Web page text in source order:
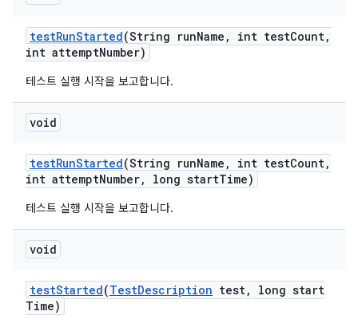
testRunStarted(String runName , int testCount,
int attemptNumber)
테스트 실행 시작을 보고합니다.
void
testRunStarted(String runName , int testCount,
int attemptNumber, long startTime)
테스트 실행 시작을 보고합니다.
void
testStarted(TestDescription test,
long start
Time)